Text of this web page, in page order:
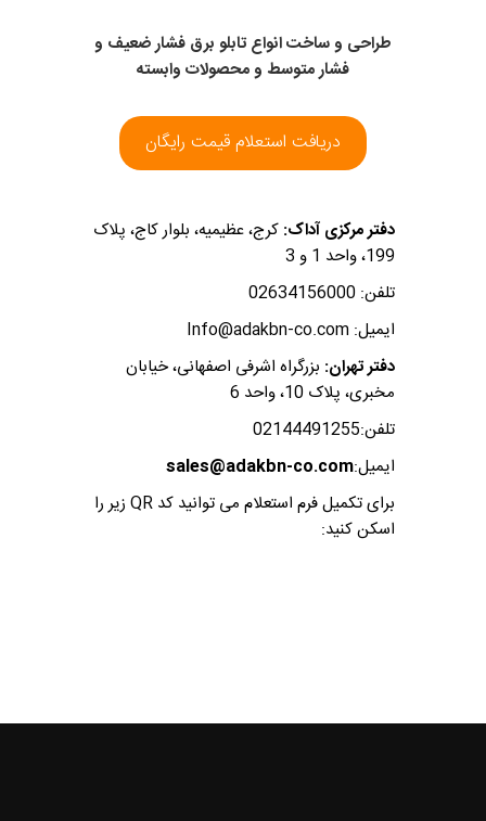
طراحی و ساخت انواع تابلو برق فشار ضعیف و
فشار متوسط و محصولات وابسته
دریافت استعلام قیمت رایگان
دفتر مرکزی آداک: کرج، عظیمیه، بلوار کاج، پلاک
199، واحد 1 و 3
تلفن: 02634156000
ایمیل: Info@adakbn-co.com
دفتر تهران: بزرگراه اشرفی اصفهانی، خیابان
مخبری، پلاک 10، واحد 6
تلفن:02144491255
ایمیل:sales@adakbn-co.com
برای تکمیل فرم استعلام می توانید کد QR زیر را
اسکن کنید: